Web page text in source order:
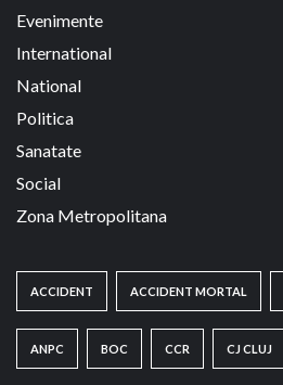
Evenimente
International
National
Politica
Sanatate
Social
Zona Metropolitana
ACCIDENT ACCIDENT MORTAL
ANPC BOC CCR CJ CLUJ